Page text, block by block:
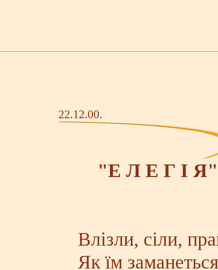
22.12.00.
"Е Л Е Г І Я"
Влізли, сіли,
Як їм